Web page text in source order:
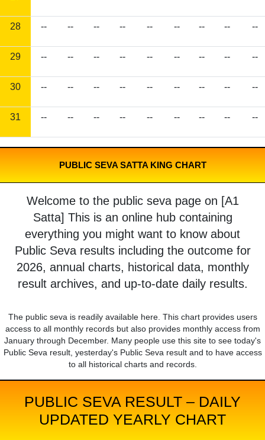
28 -- -- -- -- -- -- -- -- --
29 -- -- -- -- -- -- -- -- --
30 -- -- -- -- -- -- -- -- --
31 -- -- -- -- -- -- -- -- --
PUBLIC SEVA SATTA KING CHART
Welcome to the public seva page on [A1
Satta] This is an online hub containing
everything you might want to know about
Public Seva results including the outcome for
2026, annual charts, historical data, monthly
result archives, and up-to-date daily results.
The public seva is readily available here. This chart provides users
access to all monthly records but also provides monthly access from
January through December. Many people use this site to see today's
Public Seva result, yesterday's Public Seva result and to have access
to all historical charts and records.
PUBLIC SEVA RESULT – DAILY
UPDATED YEARLY CHART